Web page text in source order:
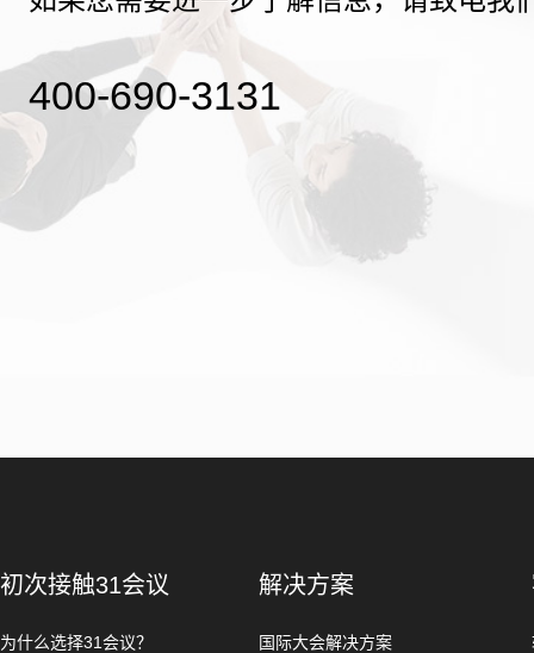
400-690-3131
初次接触31会议
为什么选择31会议？
解决方案
国际大会解决方案